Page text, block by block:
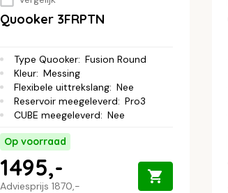
Quooker 3FRPTN
Type Quooker: Fusion Round
Kleur: Messing
Flexibele uittrekslang: Nee
Reservoir meegeleverd: Pro3
CUBE meegeleverd: Nee
Op voorraad
Adviesprijs 1870,-
1495,-